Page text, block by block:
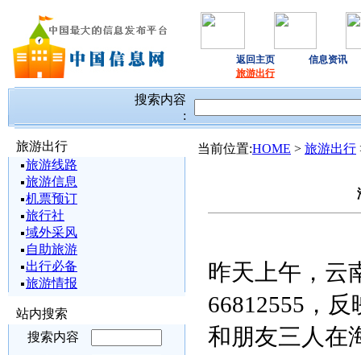
返回主页
信息资讯
旅游出行
搜索内容
:
旅游出行
旅游线路
旅游信息
机票预订
旅行社
域外采风
自助旅游
出行必备
旅游情报
站内搜索
搜索内容
当前位置:HOME > 旅游出行
昨天上午，云
66812555，
和朋友三人在